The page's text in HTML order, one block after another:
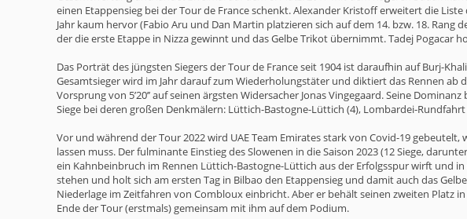
einen Etappensieg bei der Tour de France schenkt. Alexander Kristoff erweitert die
Jahr kaum hervor (Fabio Aru und Dan Martin platzieren sich auf dem 14. bzw. 18.
der die erste Etappe in Nizza gewinnt und das Gelbe Trikot übernimmt. Tadej Pogacar
Das Porträt des jüngsten Siegers der Tour de France seit 1904 ist daraufhin auf Burj-
Gesamtsieger wird im Jahr darauf zum Wiederholungstäter und diktiert das Rennen ab
Vorsprung von 5’20’’ auf seinen ärgsten Widersacher Jonas Vingegaard. Seine
Siege bei deren großen Denkmälern: Lüttich-Bastogne-Lüttich (4), Lombardei-
Vor und während der Tour 2022 wird UAE Team Emirates stark von Covid-19
lassen muss. Der fulminante Einstieg des Slowenen in die Saison 2023 (12 Siege,
ein Kahnbeinbruch im Rennen Lüttich-Bastogne-Lüttich aus der Erfolgsspur wirft und
stehen und holt sich am ersten Tag in Bilbao den Etappensieg und damit auch das
Niederlage im Zeitfahren von Combloux einbricht. Aber er behält seinen zweiten Platz
Ende der Tour (erstmals) gemeinsam mit ihm auf dem Podium.